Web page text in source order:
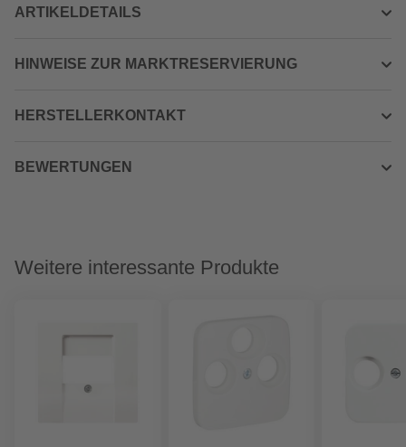
ARTIKELDETAILS
HINWEISE ZUR MARKTRESERVIERUNG
HERSTELLERKONTAKT
BEWERTUNGEN
Weitere interessante Produkte